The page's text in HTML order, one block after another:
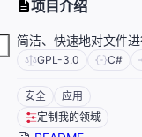
项目介绍
简洁、快速地对文件
GPL-3.0 C#
安全
应用
定制我的领域